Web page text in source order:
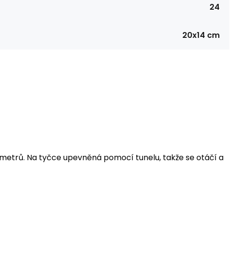
24
20x14 cm
Na tyčce upevněná pomocí tunelu, takže se otáčí a